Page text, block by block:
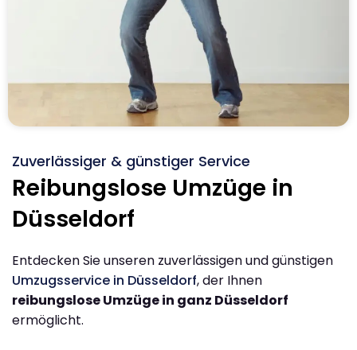
Zuverlässiger & günstiger Service
Reibungslose Umzüge in
Düsseldorf
Entdecken Sie unseren zuverlässigen und günstigen
Umzugsservice in Düsseldorf, der Ihnen
reibungslose Umzüge in ganz Düsseldorf
ermöglicht.